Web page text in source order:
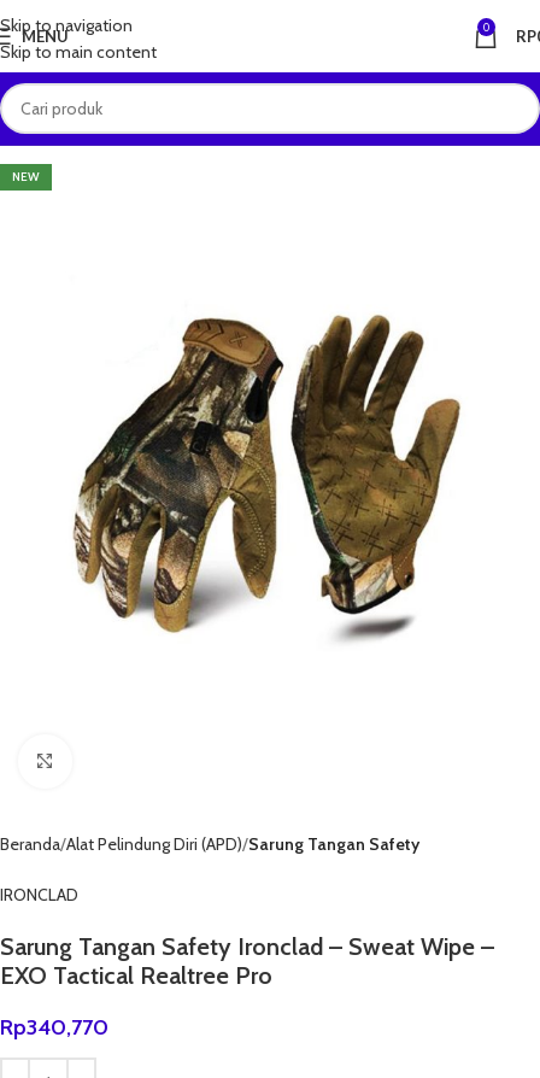
Skip to navigation
Skip to main content
MENU 0 RP
NEW
Beranda Alat Pelindung Diri (APD) Sarung Tangan Safety
IRONCLAD
Sarung Tangan Safety Ironclad – Sweat Wipe –
EXO Tactical Realtree Pro
Rp340,770